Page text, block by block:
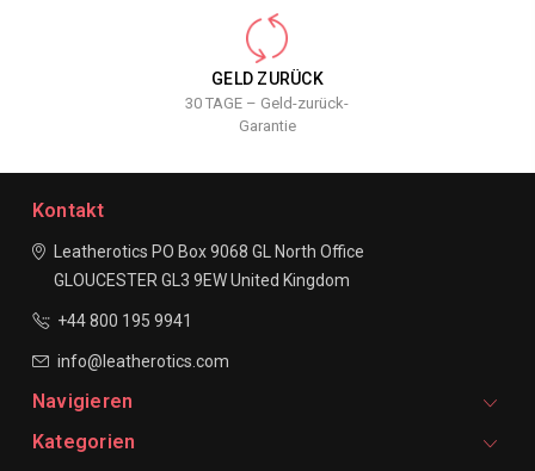
GELD ZURÜCK
30 TAGE – Geld-zurück-
Garantie
Kontakt
Leatherotics PO Box 9068 GL North Office
GLOUCESTER GL3 9EWUnited Kingdom
+44 800 195 9941
info@leatherotics.com
Navigieren
Kategorien